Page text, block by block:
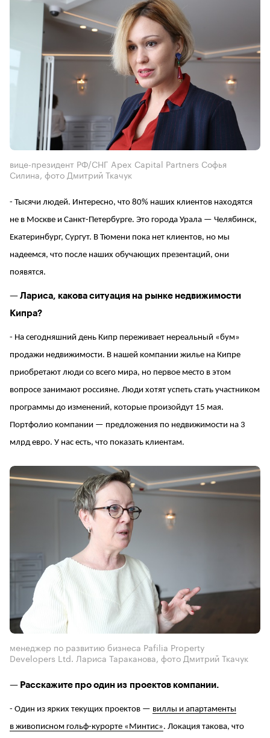
вице-президент РФ/СНГ Apex Capital Partners Софья
Силина, фото Дмитрий Ткачук
- Тысячи людей. Интересно, что 80% наших клиентов находятся
не в Москве и Санкт-Петербурге. Это города Урала — Челябинск,
Екатеринбург, Сургут. В Тюмени пока нет клиентов, но мы
надеемся, что после наших обучающих презентаций, они
появятся.
— Лариса, какова ситуация на рынке недвижимости
Кипра?
- На сегодняшний день Кипр переживает нереальный «бум»
продажи недвижимости. В нашей компании жилье на Кипре
приобретают люди со всего мира, но первое место в этом
вопросе занимают россияне. Люди хотят успеть стать участником
программы до изменений, которые произойдут 15 мая.
Портфолио компании — предложения по недвижимости на 3
млрд евро. У нас есть, что показать клиентам.
менеджер по развитию бизнеса Pafilia Property
Developers Ltd. Лариса Тараканова, фото Дмитрий Ткачук
— Расскажите про один из проектов компании.
- Один из ярких текущих проектов — виллы и апартаменты
в живописном гольф-курорте «Минтис». Локация такова, что